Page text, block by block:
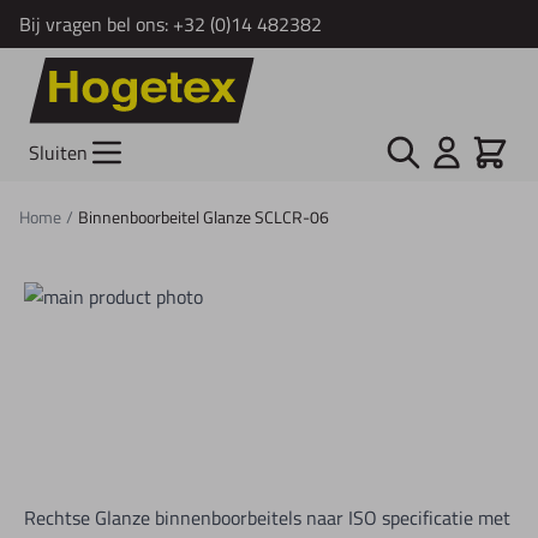
Bij vragen bel ons: +32 (0)14 482382
Ga naar de inhoud
Sluiten Zoek Cart
Home/ Binnenboorbeitel Glanze SCLCR-06
Rechtse Glanze binnenboorbeitels naar ISO specificatie met